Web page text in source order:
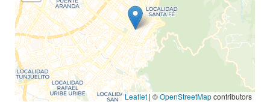
Leaflet | ©OpenStreetMapcontributors